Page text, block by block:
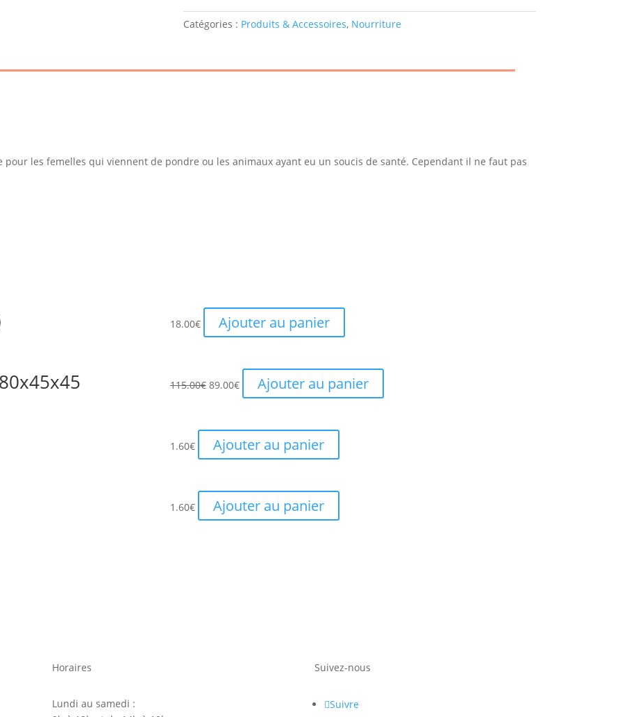
(environ
25)
Catégories : Produits & Accessoires, Nourriture
les femelles qui viennent de pondre ou les animaux ayant eu un soucis de santé. Cependant il ne faut pas
18.00€ Ajouter au panier
115.00€ Le
était :
115.00€.
89.00€Le
prix
est :
89.00€.
Ajouter au panier
1.60€ Ajouter au panier
1.60€ Ajouter au panier
Horaires
Lundi au samedi :
Suivez-nous
Suivre